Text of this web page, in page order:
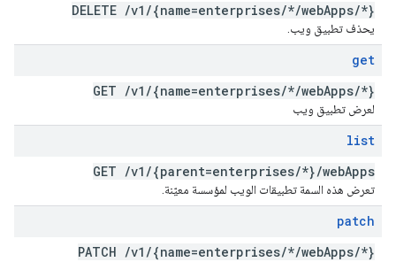
DELETE /v1 /{name=enterprises/*/webApps/*}
يحذف تطبيق ويب.
get
GET /v1 /{name=enterprises/*/webApps/*}
لعرض تطبيق ويب
list
GET /v1 /{parent=enterprises/*}/webApps
تعرض هذه السمة تطبيقات الويب لمؤسسة معيّنة.
patch
PATCH /v1 /{name=enterprises/*/webApps/*}